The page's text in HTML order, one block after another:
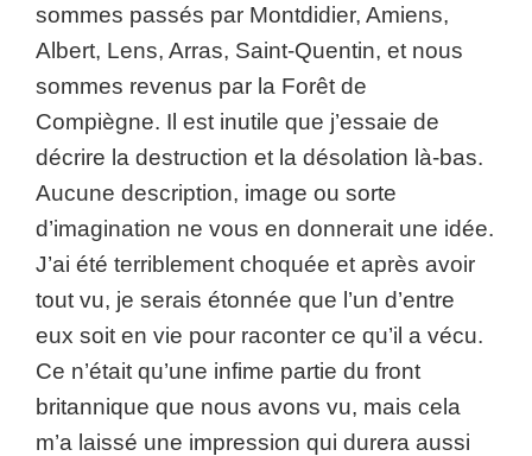
sommes passés par Montdidier, Amiens,
Albert, Lens, Arras, Saint-Quentin, et nous
sommes revenus par la Forêt de
Compiègne. Il est inutile que j’essaie de
décrire la destruction et la désolation là-bas.
Aucune description, image ou sorte
d’imagination ne vous en donnerait une idée.
J’ai été terriblement choquée et après avoir
tout vu, je serais étonnée que l’un d’entre
eux soit en vie pour raconter ce qu’il a vécu.
Ce n’était qu’une infime partie du front
britannique que nous avons vu, mais cela
m’a laissé une impression qui durera aussi